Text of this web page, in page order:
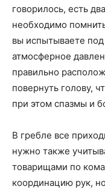
говорилось, есть
необходимо
вы испытываете
атмосферное
правильно
повернуть голову,
при этом спазмы и
В гребле все
нужно также
товарищами по
координацию рук,